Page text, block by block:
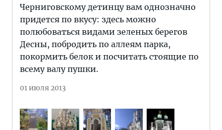
Черниговскому детинцу вам однозначно
придется по вкусу: здесь можно
полюбоваться видами зеленых берегов
Десны, побродить по аллеям парка,
покормить белок и посчитать стоящие по
всему валу пушки.
01 июля 2013